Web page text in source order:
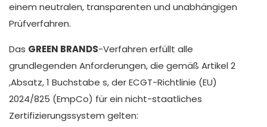
einem neutralen, transparenten und unabhängigen
Prüfverfahren.
Das GREEN BRANDS-Verfahren erfüllt alle
grundlegenden Anforderungen, die gemäß Artikel 2
,Absatz, 1 Buchstabe s, der ECGT-Richtlinie (EU)
2024/825 (EmpCo) für ein nicht-staatliches
Zertifizierungssystem gelten: